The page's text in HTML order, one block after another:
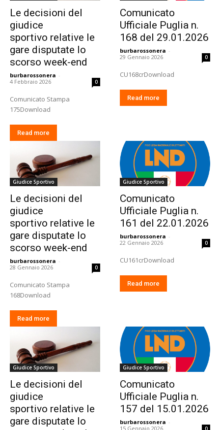
Le decisioni del
giudice
sportivo relative le
gare disputate lo
scorso week-end
burbarossonera -
4 Febbraio 2026
0
Comunicato Stampa
175Download
Read more
Comunicato
Ufficiale Puglia n.
168 del 29.01.2026
burbarossonera -
29 Gennaio 2026
0
CU168crDownload
Read more
Giudice Sportivo
Le decisioni del
giudice
sportivo relative le
gare disputate lo
scorso week-end
burbarossonera -
28 Gennaio 2026
0
Comunicato Stampa
168Download
Read more
Giudice Sportivo
Comunicato
Ufficiale Puglia n.
161 del 22.01.2026
burbarossonera -
22 Gennaio 2026
0
CU161crDownload
Read more
Giudice Sportivo
Le decisioni del
giudice
sportivo relative le
gare disputate lo
Giudice Sportivo
Comunicato
Ufficiale Puglia n.
157 del 15.01.2026
burbarossonera -
15 Gennaio 2026
0